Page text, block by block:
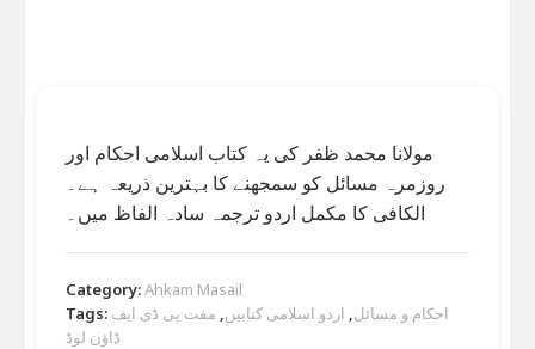
مولانا محمد ظفر کی یہ کتاب اسلامی احکام اور
روزمرہ مسائل کو سمجھنے کا بہترین ذریعہ ہے۔
الکافی کا مکمل اردو ترجمہ سادہ الفاظ میں۔
Category:Ahkam Masail
Tags:
احکام و مسائل, اردو اسلامی کتابیں, مفت پی ڈی ایف
ڈاؤن لوڈ